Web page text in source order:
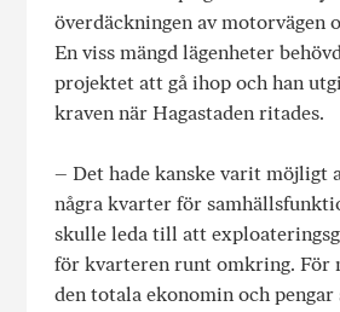
överdäckningen av motorvägen
En viss mängd lägenheter
projektet att gå ihop och han
kraven när Hagastaden ritades.
– Det hade kanske varit möjligt
några kvarter för
skulle leda till att
för kvarteren runt omkring. För
den totala ekonomin och pengar